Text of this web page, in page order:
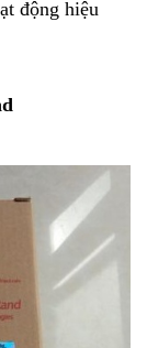
động hiệu